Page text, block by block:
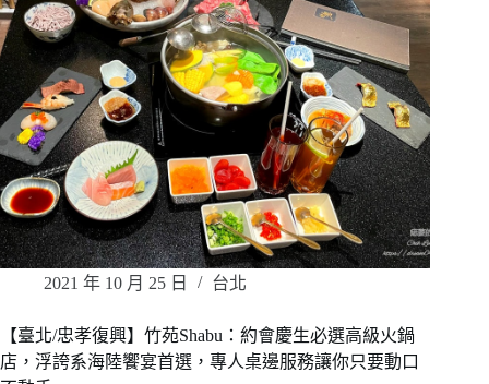
2021 年 10 月 25 日 台北
【臺北/忠孝復興】竹苑Shabu：約會慶生必選高級火鍋
店，浮誇系海陸饗宴首選，專人桌邊服務讓你只要動口